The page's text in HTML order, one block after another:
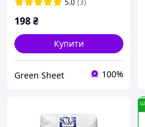
5.0 (3)
198₴
Купити
Green Sheet 100%